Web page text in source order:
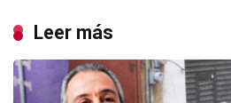
Leer más